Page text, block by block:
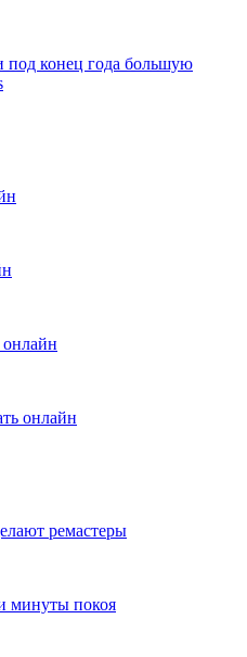
под конец года большую
онлайн
онлайн
ремастеры
минуты покоя